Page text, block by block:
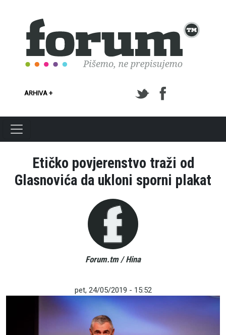
ARHIVA +
Etičko povjerenstvo traži od
Glasnovića da ukloni sporni plakat
Forum.tm / Hina
pet, 24/05/2019 - 15:52